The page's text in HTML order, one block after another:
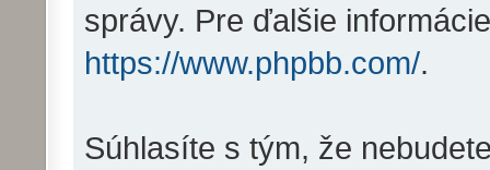
správy. Pre ďalšie
https://www.phpbb.com/.
Súhlasíte s tým, že